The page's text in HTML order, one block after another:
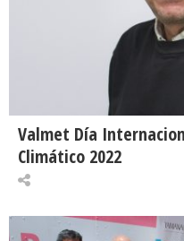
Valmet Día
Climático 2022